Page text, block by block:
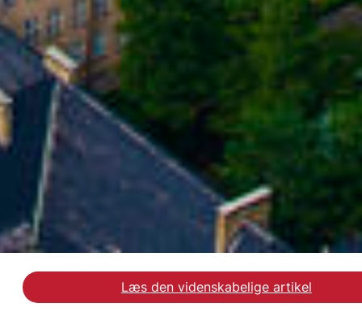
Læs den videnskabelige artikel